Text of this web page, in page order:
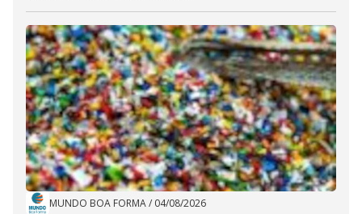
MUNDO BOA FORMA/ 04/08/2026